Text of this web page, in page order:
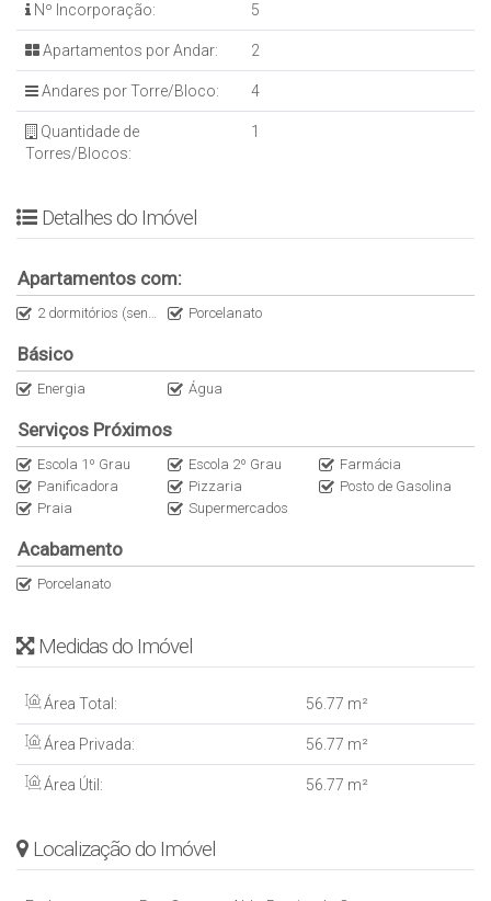
Nº Incorporação: 5
Apartamentos por Andar: 2
Andares por Torre/Bloco: 4
Quantidade de
Torres/Blocos:
1
Detalhes do Imóvel
Apartamentos com:
2 dormitórios (sendo 1 suite) Porcelanato
Básico
Energia Água
Serviços Próximos
Escola 1º Grau Escola 2º Grau
Farmácia
Panificadora
Pizzaria
Posto de Gasolina
Praia
Supermercados
Acabamento
Porcelanato
Medidas do Imóvel
Área Total: 56 .77 m²
Área Privada: 56 .77 m²
Área Útil: 56 .77 m²
Localização do Imóvel